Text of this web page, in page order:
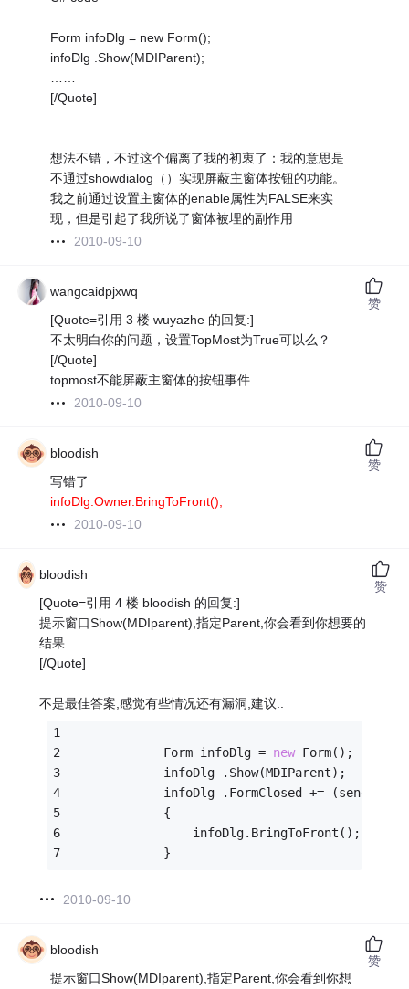
Form infoDlg = new Form();
infoDlg .Show(MDIParent);
……
[/Quote]
想法不错，不过这个偏离了我的初衷了：我的意思是
不通过showdialog（）实现屏蔽主窗体按钮的功能。
我之前通过设置主窗体的enable属性为FALSE来实
现，但是引起了我所说了窗体被埋的副作用
2010-09-10
wangcaidpjxwq
[Quote=引用 3 楼 wuyazhe 的回复:]
不太明白你的问题，设置TopMost为True可以么？
[/Quote]
topmost不能屏蔽主窗体的按钮事件
2010-09-10
赞
bloodish
写错了
infoDlg.Owner.BringToFront();
2010-09-10
赞
bloodish
[Quote=引用 4 楼 bloodish 的回复:]
提示窗口Show(MDIparent),指定Parent,你会看到你想要的
结果
[/Quote]
不是最佳答案,感觉有些情况还有漏洞,建议..
            Form infoDlg =
new Form();
            infoDlg .Show(MDIParent);
infoDlg .FormClosed +=
            {
                infoDlg.BringToFront();
            }
2010-09-10
赞
bloodish
提示窗口Show(MDIparent),指定Parent,你会看到你想
赞